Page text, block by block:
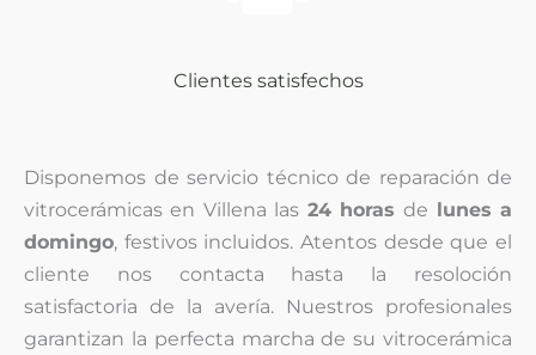
Clientes satisfechos
Disponemos de servicio técnico de reparación de
vitrocerámicas en Villena las 24 horasde lunes a
domingo, festivos incluidos. Atentos desde que el
cliente nos contacta hasta la resoloción
satisfactoria de la avería. Nuestros profesionales
garantizan la perfecta marcha de su vitrocerámica